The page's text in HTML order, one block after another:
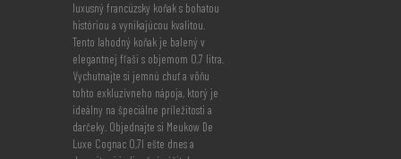
luxusný francúzsky koňak s bohatou
históriou a vynikajúcou kvalitou.
Tento lahodný koňak je balený v
elegantnej fľaši s objemom 0,7 litra.
Vychutnajte si jemnú chuť a vôňu
tohto exkluzívneho nápoja, ktorý je
ideálny na špeciálne príležitosti a
darčeky. Objednajte si Meukow De
Luxe Cognac 0,7l ešte dnes a